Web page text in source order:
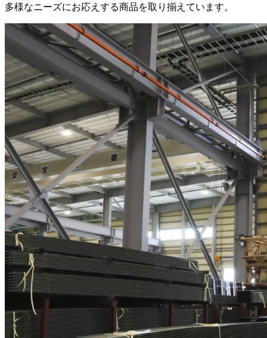
多様なニーズにお応えする商品を取り揃えています。